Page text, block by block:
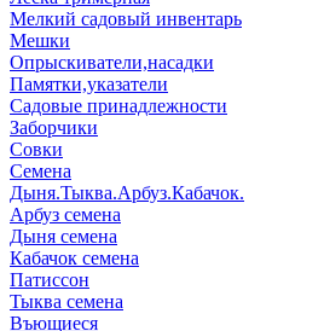
Мелкий садовый инвентарь
Мешки
Опрыскиватели,насадки
Памятки,указатели
Садовые принадлежности
Заборчики
Совки
Семена
Дыня.Тыква.Арбуз.Кабачок.
Арбуз семена
Дыня семена
Кабачок семена
Патиссон
Тыква семена
Въющиеся